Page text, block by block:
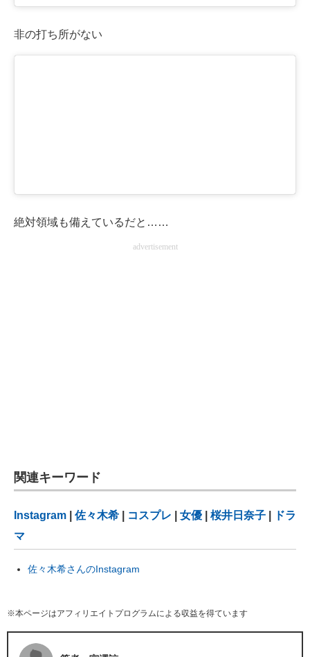
非の打ち所がない
絶対領域も備えているだと……
advertisement
関連キーワード
Instagram 佐々木希 コスプレ 女優 桜井日奈子
ドラ
マ
佐々木希さんのInstagram
※本ページはアフィリエイトプログラムによる収益を得ています